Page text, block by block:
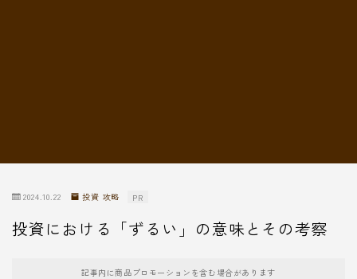
2024.10.22 投資 攻略 PR
投資における「ずるい」の意味とその考察
記事内に商品プロモーションを含む場合があります